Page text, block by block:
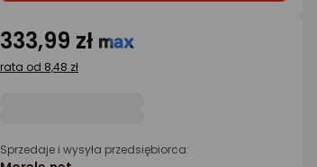
333,99 zł
rata od 8,48 zł
Sprzedaje i wysyła przedsiębiorca: